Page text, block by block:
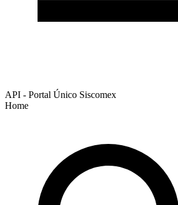
API - Portal Único Siscomex
Home